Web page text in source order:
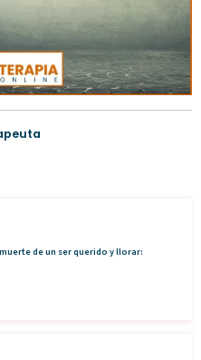
de un ser querido y llorar: